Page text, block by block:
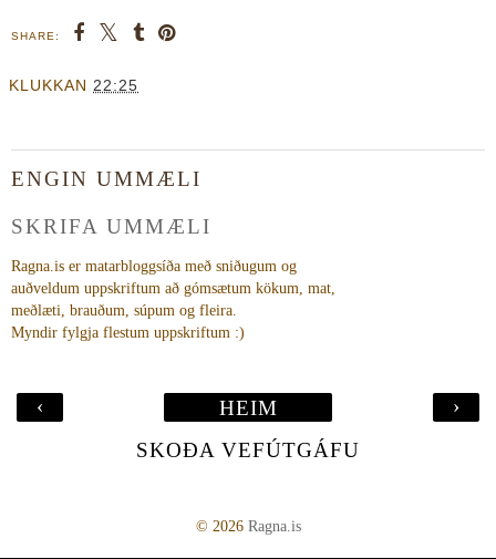
SHARE:
KLUKKAN 22:25
ENGIN UMMÆLI
SKRIFA UMMÆLI
Ragna.is er matarbloggsíða með sniðugum og
auðveldum uppskriftum að gómsætum kökum, mat,
meðlæti, brauðum, súpum og fleira.
Myndir fylgja flestum uppskriftum :)
‹ ›
HEIM
SKOÐA VEFÚTGÁFU
© 2026 Ragna.is